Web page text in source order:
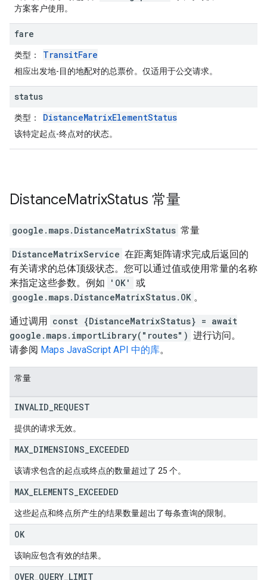
方案客户使用。
fare
类型 ： TransitFare
相应出发地-目的地配对的总票价。仅适用于公交请求。
status
类型 ： DistanceMatrixElementStatus
该特定起点-终点对的状态。
DistanceMatrixStatus 常量
google.maps. DistanceMatrixStatus 常量
DistanceMatrixService 在距离矩阵请求完成后返回的
有关请求的总体顶级状态。您可以通过值或使用常量的名称
来指定这些参数。例如
'OK'
或
google.maps.DistanceMatrixStatus.OK 。
通过调用 const {DistanceMatrixStatus} = await
google.maps.importLibrary("routes") 进行访问。
请参阅 Maps JavaScript API 中的库。
常量
INVALID REQUEST
提供的请求无效。
MAX DIMENSIONS EXCEEDED
该请求包含的起点或终点的数量超过了 25 个。
MAX ELEMENTS EXCEEDED
这些起点和终点所产生的结果数量超出了每条查询的限制。
OK
该响应包含有效的结果。
OVER QUERY LIMIT